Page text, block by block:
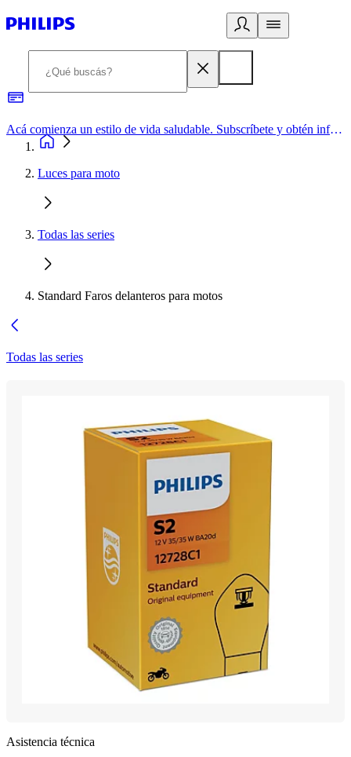
Acá comienza un estilo de vida saludable. Subscríbete y obtén información de primera mano
Luces para moto
Todas las series
Standard Faros delanteros para motos
Todas las series
Asistencia técnica